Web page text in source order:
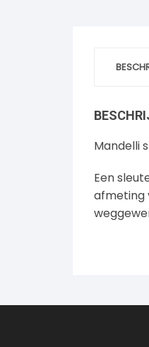
Mandelli
Een
afmeting